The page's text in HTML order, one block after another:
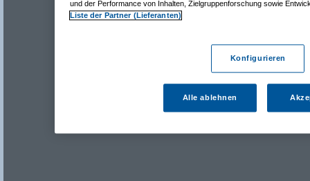
und der Performance von Inhalten, Zielgruppenforschung sowie
Liste der Partner (Lieferanten)
Konfigurieren
Alle ablehnen